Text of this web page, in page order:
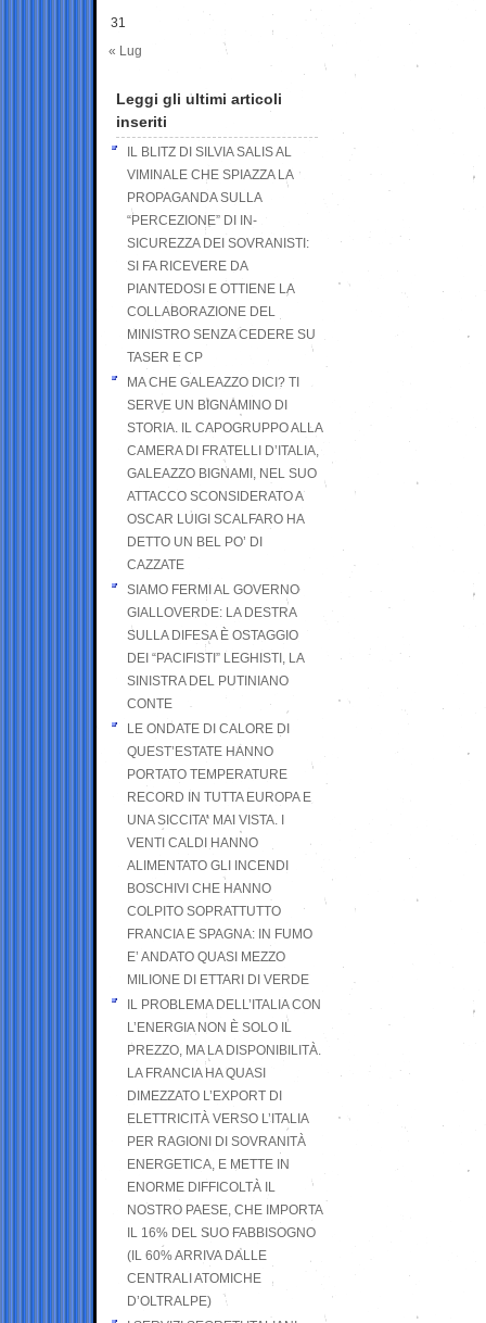
31
« Lug
Leggi gli ultimi articoli
inseriti
IL BLITZ DI SILVIA SALIS AL
VIMINALE CHE SPIAZZA LA
PROPAGANDA SULLA
“PERCEZIONE” DI IN-
SICUREZZA DEI SOVRANISTI:
SI FA RICEVERE DA
PIANTEDOSI E OTTIENE LA
COLLABORAZIONE DEL
MINISTRO SENZA CEDERE SU
TASER E CP
MA CHE GALEAZZO DICI? TI
SERVE UN BIGNAMINO DI
STORIA. IL CAPOGRUPPO ALLA
CAMERA DI FRATELLI D’ITALIA,
GALEAZZO BIGNAMI, NEL SUO
ATTACCO SCONSIDERATO A
OSCAR LUIGI SCALFARO HA
DETTO UN BEL PO’ DI
CAZZATE
SIAMO FERMI AL GOVERNO
GIALLOVERDE: LA DESTRA
SULLA DIFESA È OSTAGGIO
DEI “PACIFISTI” LEGHISTI, LA
SINISTRA DEL PUTINIANO
CONTE
LE ONDATE DI CALORE DI
QUEST’ESTATE HANNO
PORTATO TEMPERATURE
RECORD IN TUTTA EUROPA E
UNA SICCITA’ MAI VISTA. I
VENTI CALDI HANNO
ALIMENTATO GLI INCENDI
BOSCHIVI CHE HANNO
COLPITO SOPRATTUTTO
FRANCIA E SPAGNA: IN FUMO
E’ ANDATO QUASI MEZZO
MILIONE DI ETTARI DI VERDE
IL PROBLEMA DELL’ITALIA CON
L’ENERGIA NON È SOLO IL
PREZZO, MA LA DISPONIBILITÀ.
LA FRANCIA HA QUASI
DIMEZZATO L’EXPORT DI
ELETTRICITÀ VERSO L’ITALIA
PER RAGIONI DI SOVRANITÀ
ENERGETICA, E METTE IN
ENORME DIFFICOLTÀ IL
NOSTRO PAESE, CHE IMPORTA
IL 16% DEL SUO FABBISOGNO
(IL 60% ARRIVA DALLE
CENTRALI ATOMICHE
D’OLTRALPE)